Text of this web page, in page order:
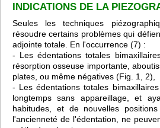
INDICATIONS DE LA
Seules les techniques
résoudre certains problèmes qui
adjointe totale. En l'occurrence (7) :
- Les édentations totales
résorption osseuse importante,
plates, ou même négatives (Fig. 1, 2),
- Les édentations totales
longtemps sans appareillage, et
habitudes, et de nouvelles
l'ancienneté de l'édentation, ne